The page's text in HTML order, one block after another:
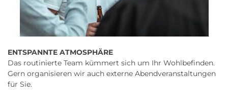
ENTSPANNTE ATMOSPHÄRE
Das routinierte Team kümmert sich um Ihr Wohlbefinden.
Gern organisieren wir auch externe Abendveranstaltungen
für Sie.